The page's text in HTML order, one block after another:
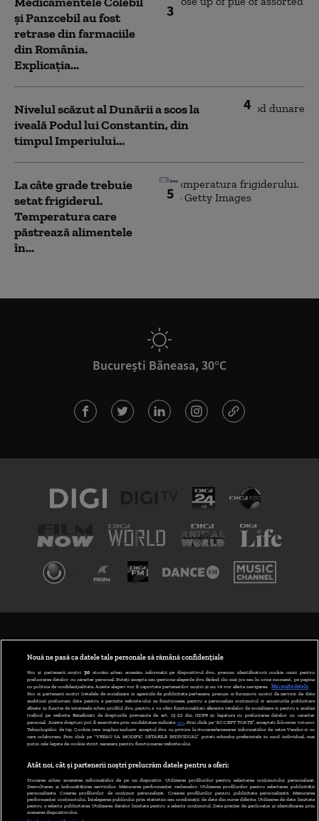
3
și Panzcebil au fost
retrase din farmaciile
din România.
Explicația...
4
Nivelul scăzut al Dunării a scos la
iveală Podul lui Constantin, din
timpul Imperiului...
5
La câte grade trebuie
setat frigiderul.
Temperatura care
păstrează alimentele
în...
București Băneasa, 30°C
ABONARE DIGI TV
GESTIONAȚI PREFERINȚELE
CODUL DIGI24
CAMERE WEB
CONTACT/INFO
Nouă ne pasă ca datele tale personale să rămână confidențiale
Noi și partenerii noștri 30stocăm și/sau accesăm informații pe dispozitivul dvs., precum identificatorii cookie unici pentru
prelucrarea datelor cu caracter personal. Puteți accepta sau gestiona alegerile dvs. făcând clic mai jos sau în orice moment, pe pagina
cu politica de confidențialitate. Aceste alegeri vor fi raportate partenerilor noștri și nu vă vor afecta navigarea.
Mai multe detalii
Noi si partenerii nostri (retelele de socializare si agentiile de publicitate partenere, precum si furnizorii nostri de servicii de date
analitice) prelucram date pentru a permite website-ului sa functioneze, pentru a personaliza continutul si anunturile publicitare
afisate in functie de interesele si/sau profilul dvs., pentru a va oferi functionalitati aferente retelelor de socializare si pentru a analiza
traficul pe website. Beneficiati de drepturile prevazute de art. 15-22 din GDPR in legatura cu prelucrarea datelor cu caracter
personal. Aceste drepturi pot fi exercitate prin modalitatea indicata aici. Prin click pe “ACCEPT TOATE”, acceptati folosirea tuturor
Tehnologiilor de tip Cookie, care implica inclusiv acceptul dvs. cu privire la stocarea/accesarea informatiilor de catre Vendor-ii cu
care colaboram. Prin click pe “VREAU SA MODIFIC SETARILE INDIVIDUAL” puteti schimba preferintele in mod individual, mai
putin cele legate de cookie strict necesare pentru functionarea website-ului.
Atât noi, cât și partenerii noștri prelucrăm datele pentru a oferi:
Stocarea și/sau accesarea informațiilor de pe un dispozitiv. Utilizarea profilurilor pentru selectarea conținutului personalizat.
Dezvoltarea și îmbunătățirea serviciilor. Măsurarea performanței reclamelor. Utilizarea profilurilor pentru selectarea publicității
personalizate. Crearea profilurilor de conținut personalizat. Crearea profilurilor pentru publicitate personalizată. Măsurarea
performanței conținutului. Înțelegerea publicului prin statistici sau combinații de date din surse diferite. Utilizarea de date limitate
pentru a selecta publicitatea. Utilizarea datelor limitate pentru a selecta conținutul. Date precise de geolocație și identificarea prin
scanarea dispozitivului.